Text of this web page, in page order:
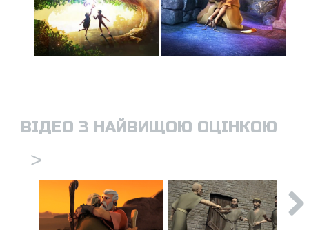
ВІДЕО З НАЙВИЩОЮ ОЦІНКОЮ
>